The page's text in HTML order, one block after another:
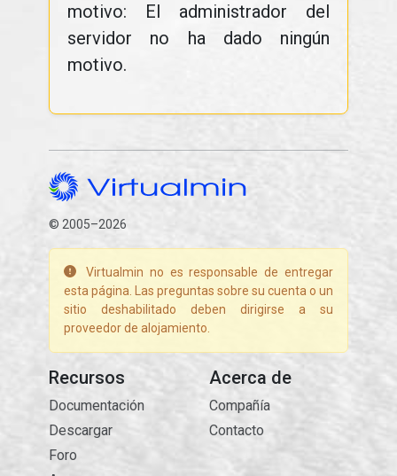
motivo: El administrador del
servidor no ha dado ningún
motivo.
© 2005–2026
Virtualmin no es responsable de entregar
esta página. Las preguntas sobre su cuenta o un
sitio deshabilitado deben dirigirse a su
proveedor de alojamiento.
Recursos
Documentación
Descargar
Foro
Acerca de
Compañía
Contacto